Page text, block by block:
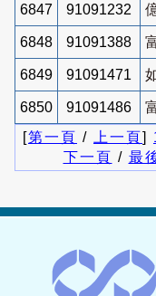
6847 91091232
6848 91091388
6849 91091471
6850 91091486
[第一頁 / 上一頁]
下一頁 / 最